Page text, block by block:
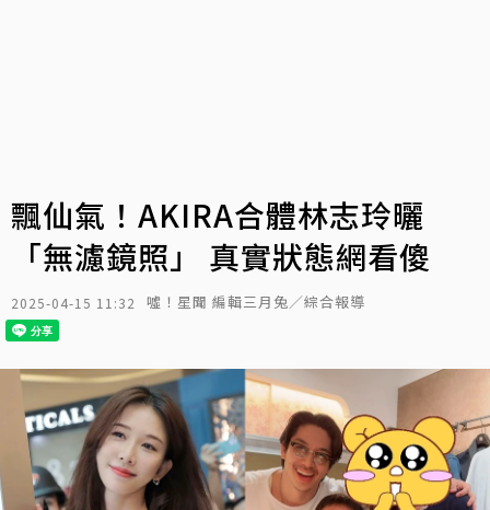
飄仙氣！AKIRA合體林志玲曬
「無濾鏡照」 真實狀態網看傻
2025-04-15 11:32 噓！星聞 編輯三月兔／綜合報導